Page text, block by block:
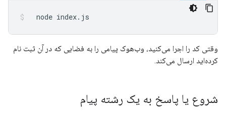
node index.js
وقتی کد را اجرا می‌کنید، وب‌هوک پیامی را به فضایی که در آن ثبت نام
کرده‌اید ارسال می‌کند.
شروع یا پاسخ به یک رشته پیام